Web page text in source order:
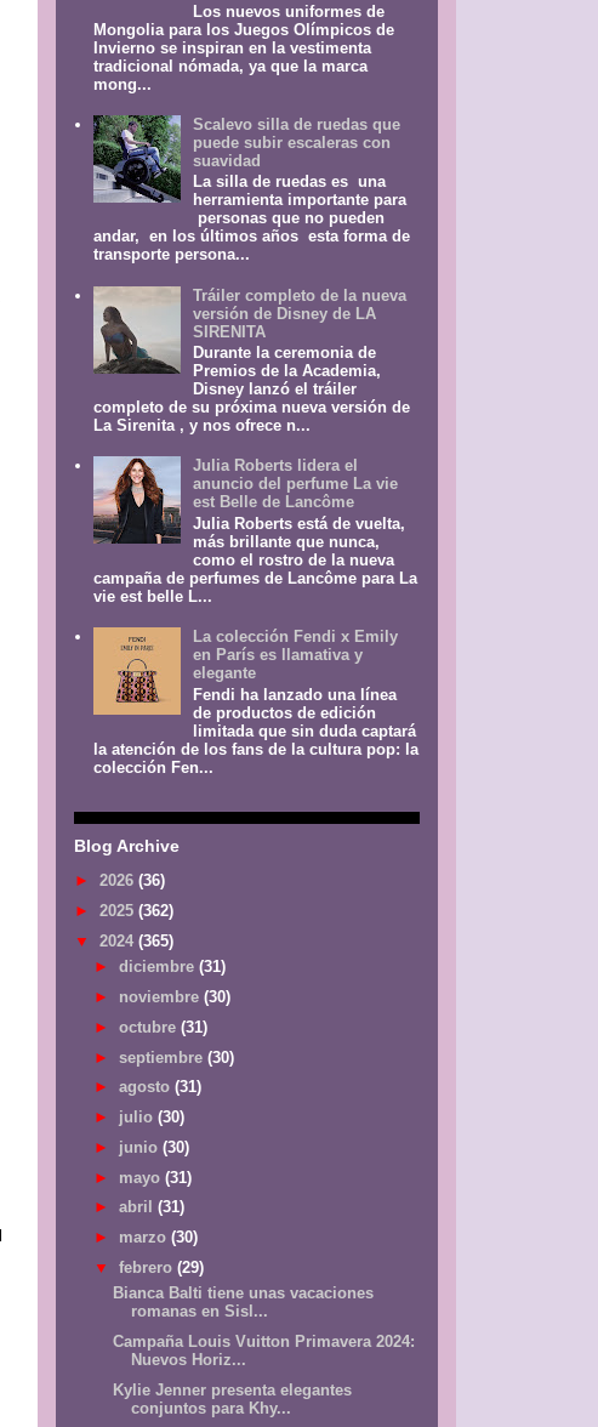
Los nuevos uniformes de
Mongolia para los Juegos Olímpicos de
Invierno se inspiran en la vestimenta
tradicional nómada, ya que la marca
mong...
Scalevo silla de ruedas que
puede subir escaleras con
suavidad
La silla de ruedas es una
herramienta importante para
personas que no pueden
andar, en los últimos años esta forma de
transporte persona...
Tráiler completo de la nueva
versión de Disney de LA
SIRENITA
Durante la ceremonia de
Premios de la Academia,
Disney lanzó el tráiler
completo de su próxima nueva versión de
La Sirenita , y nos ofrece n...
Julia Roberts lidera el
anuncio del perfume La vie
est Belle de Lancôme
Julia Roberts está de vuelta,
más brillante que nunca,
como el rostro de la nueva
campaña de perfumes de Lancôme para La
vie est belle L...
La colección Fendi x Emily
en París es llamativa y
elegante
Fendi ha lanzado una línea
de productos de edición
limitada que sin duda captará
la atención de los fans de la cultura pop: la
colección Fen...
Blog Archive
► 2026 (36)
► 2025 (362)
▼ 2024 (365)
► diciembre (31)
► noviembre (30)
► octubre (31)
► septiembre (30)
► agosto (31)
► julio (30)
► junio (30)
► mayo (31)
► abril (31)
► marzo (30)
▼ febrero (29)
Bianca Balti tiene unas vacaciones
romanas en Sisl...
Campaña Louis Vuitton Primavera 2024:
Nuevos Horiz...
Kylie Jenner presenta elegantes
conjuntos para Khy...